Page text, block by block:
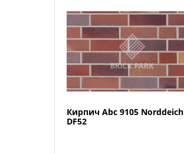
Кирпич Abc 9105 Norddeich
DF52